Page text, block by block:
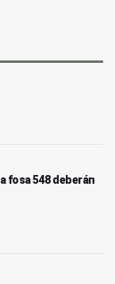
fosa 548 deberán